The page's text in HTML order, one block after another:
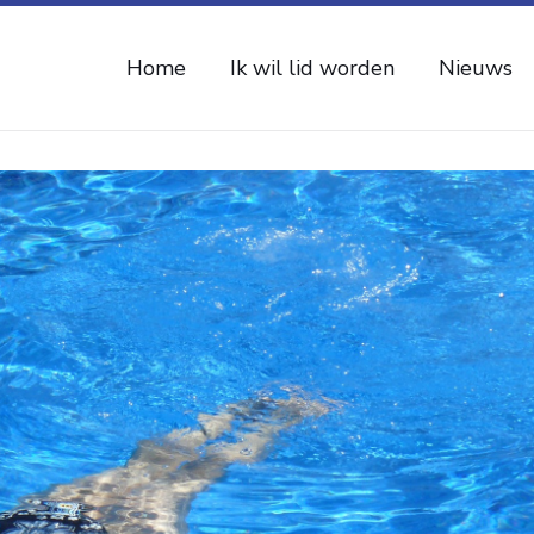
Home Ik wil lid worden Nieuws